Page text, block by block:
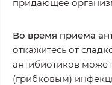
придающее
Во время приема
откажитесь от
антибиотиков
(грибковым)